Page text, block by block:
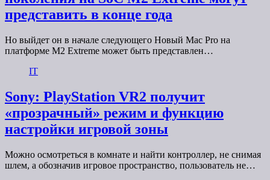
представить в конце года
Но выйдет он в начале следующего Новый Mac Pro на
платформе M2 Extreme может быть представлен…
IT
Sony: PlayStation VR2 получит
«прозрачный» режим и функцию
настройки игровой зоны
Можно осмотреться в комнате и найти контроллер, не снимая
шлем, а обозначив игровое пространство, пользователь не…